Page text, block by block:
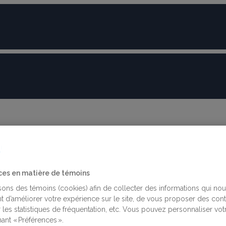
en matière de témoins
des témoins (cookies) afin de collecter des informations qui
d’améliorer votre expérience sur le site, de vous proposer des
les statistiques de fréquentation, etc. Vous pouvez personnaliser
« Préférences ».